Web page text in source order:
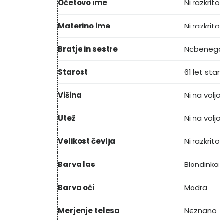
Očetovo ime Ni razkrito
Materino ime Ni razkrito
Bratje in sestre
Starost 61 let star
Višina Ni na voljo
Utež Ni na voljo
Velikost čevlja Ni razkrito
Barva las Blondinka
Barva oči Modra
Merjenje telesa Neznano